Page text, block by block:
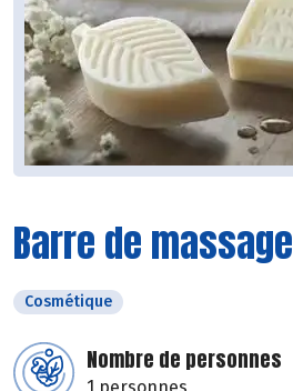
Barre de massage
Cosmétique
Nombre de personnes